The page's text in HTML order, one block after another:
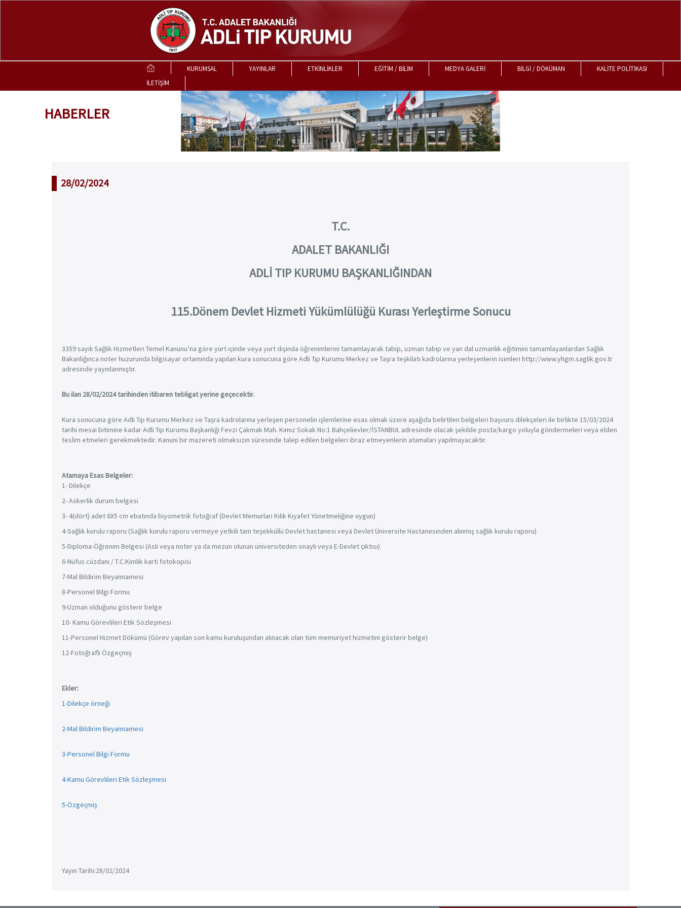
KURUMSAL YAYINLAR ETKİNLİKLER EĞİTİM / BİLİM MEDYA GALERİ BİLGİ / DÖKÜMAN
KALİTE POLİTİKASI
İLETİŞİM
HABERLER
28/02/2024
T.C.
ADALET BAKANLIĞI
ADLİ TIP KURUMU BAŞKANLIĞINDAN
115.Dönem Devlet Hizmeti Yükümlülüğü Kurası Yerleştirme Sonucu
3359 sayılı Sağlık Hizmetleri Temel Kanunu’na göre yurt içinde veya yurt dışında öğrenimlerini tamamlayarak tabip, uzman tabip ve yan dal uzmanlık eğitimini tamamlayanlardan Sağlık
Bakanlığınca noter huzurunda bilgisayar ortamında yapılan kura sonucuna göre Adli Tıp Kurumu Merkez ve Taşra teşkilatı kadrolarına yerleşenlerin isimleri http://www.yhgm.saglik.gov.tr
adresinde yayınlanmıştır.
Bu ilan 28/02/2024 tarihinden itibaren tebligat yerine geçecektir.
Kura sonucuna göre Adli Tıp Kurumu Merkez ve Taşra kadrolarına yerleşen personelin işlemlerine esas olmak üzere aşağıda belirtilen belgeleri başvuru dilekçeleri ile birlikte 15/03/2024
tarihi mesai bitimine kadar Adli Tıp Kurumu Başkanlığı Fevzi Çakmak Mah. Kımız Sokak No:1 Bahçelievler/İSTANBUL adresinde olacak şekilde posta/kargo yoluyla göndermeleri veya elden
teslim etmeleri gerekmektedir. Kanuni bir mazereti olmaksızın süresinde talep edilen belgeleri ibraz etmeyenlerin atamaları yapılmayacaktır.
Atamaya Esas Belgeler:
1- Dilekçe
2- Askerlik durum belgesi
3- 4(dört) adet 6X5 cm ebatında biyometrik fotoğraf (Devlet Memurları Kılık Kıyafet Yönetmeliğine uygun)
4-Sağlık kurulu raporu (Sağlık kurulu raporu vermeye yetkili tam teşekküllü Devlet hastanesi veya Devlet Üniversite Hastanesinden alınmış sağlık kurulu raporu)
5-Diploma-Öğrenim Belgesi (Aslı veya noter ya da mezun olunan üniversiteden onaylı veya E-Devlet çıktısı)
6-Nüfus cüzdanı / T.C.Kimlik kartı fotokopisi
7-Mal Bildirim Beyannamesi
8-Personel Bilgi Formu
9-Uzman olduğunu gösterir belge
10- Kamu Görevlileri Etik Sözleşmesi
11-Personel Hizmet Dökümü (Görev yapılan son kamu kuruluşundan alınacak olan tüm memuriyet hizmetini gösterir belge)
12-Fotoğraflı Özgeçmiş
Ekler:
1-Dilekçe örneği
2-Mal Bildirim Beyannamesi
3-Personel Bilgi Formu
4-Kamu Görevlileri Etik Sözleşmesi
5-Özgeçmiş
Yayın Tarihi:28/02/2024